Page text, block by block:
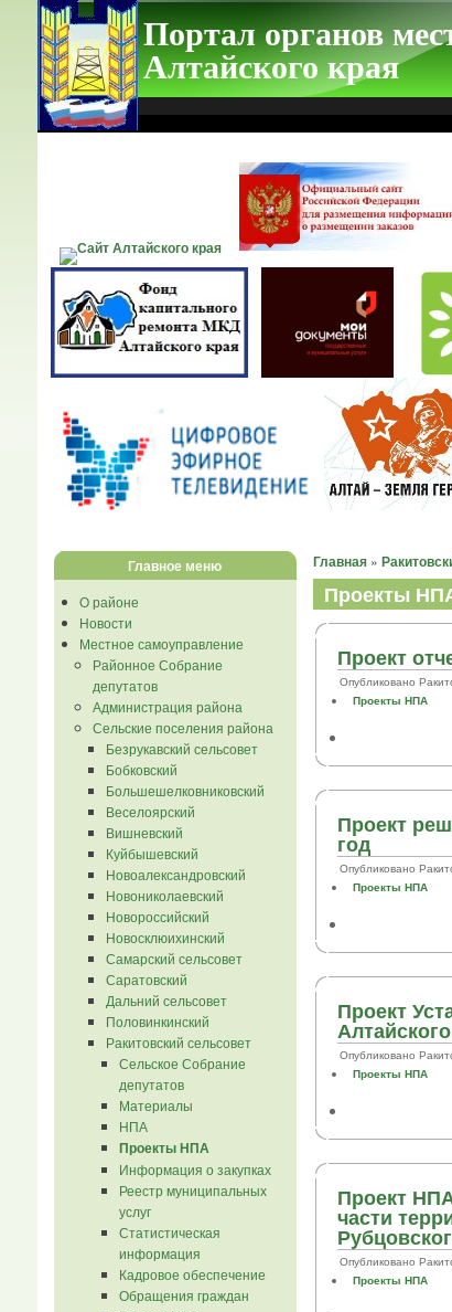
Портал органов
Алтайского края
Главное меню
О районе
Новости
Местное самоуправление
Районное Собрание
депутатов
Администрация района
Сельские поселения района
Безрукавский сельсовет
Бобковский
Большешелковниковский
Веселоярский
Вишневский
Куйбышевский
Новоалександровский
Новониколаевский
Новороссийский
Новосклюихинский
Самарский сельсовет
Саратовский
Дальний сельсовет
Половинкинский
Ракитовский сельсовет
Сельское Собрание
депутатов
Материалы
НПА
Проекты НПА
Информация о закупках
Реестр муниципальных
услуг
Статистическая
информация
Кадровое обеспечение
Обращения граждан
Главная»
Проекты
Проект
Опубликовано
Проекты НПА
Проект
год
Опубликовано
Проекты НПА
Проект
Опубликовано
Проекты НПА
Проект
части
Опубликовано
Проекты НПА